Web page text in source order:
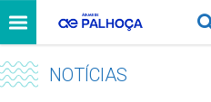
NOTÍCIAS